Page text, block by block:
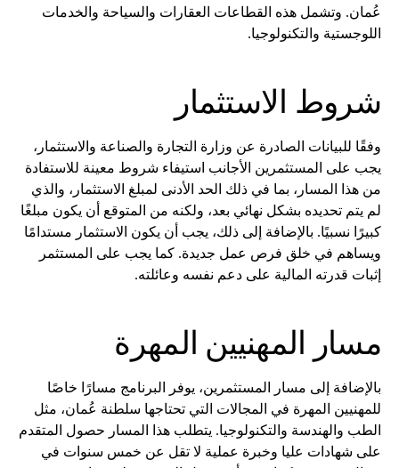
عُمان. وتشمل هذه القطاعات العقارات والسياحة والخدمات
اللوجستية والتكنولوجيا.
شروط الاستثمار
وفقًا للبيانات الصادرة عن وزارة التجارة والصناعة والاستثمار،
يجب على المستثمرين الأجانب استيفاء شروط معينة للاستفادة
من هذا المسار، بما في ذلك الحد الأدنى لمبلغ الاستثمار، والذي
لم يتم تحديده بشكل نهائي بعد، ولكنه من المتوقع أن يكون مبلغًا
كبيرًا نسبيًا. بالإضافة إلى ذلك، يجب أن يكون الاستثمار مستدامًا
ويساهم في خلق فرص عمل جديدة. كما يجب على المستثمر
إثبات قدرته المالية على دعم نفسه وعائلته.
مسار المهنيين المهرة
بالإضافة إلى مسار المستثمرين، يوفر البرنامج مسارًا خاصًا
للمهنيين المهرة في المجالات التي تحتاجها سلطنة عُمان، مثل
الطب والهندسة والتكنولوجيا. يتطلب هذا المسار حصول المتقدم
على شهادات عليا وخبرة عملية لا تقل عن خمس سنوات في